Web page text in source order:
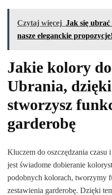
Czytaj więcej Jak się
nasze eleganckie propozycje!
Jakie kolory
Ubrania,
stworzysz
garderobę
Kluczem do oszczędzania czasu
jest świadome dobieranie
podobnych kolorach, tworzymy
zestawienia garderobę. Dzięki